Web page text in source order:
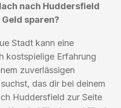
nach Huddersfield
sparen?
Stadt kann eine
kostspielige Erfahrung
zuverlässigen
das dir bei deinem
Huddersfield zur Seite